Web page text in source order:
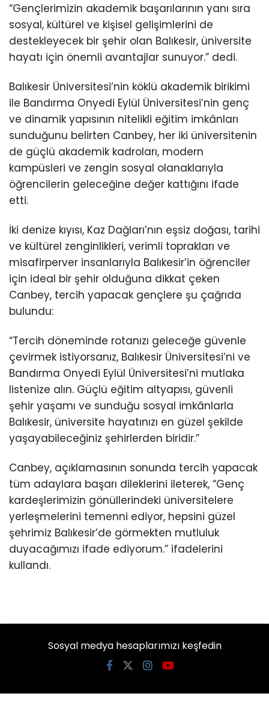
“Gençlerimizin akademik başarılarının yanı sıra
sosyal, kültürel ve kişisel gelişimlerini de
destekleyecek bir şehir olan Balıkesir, üniversite
hayatı için önemli avantajlar sunuyor.” dedi.
Balıkesir Üniversitesi’nin köklü akademik birikimi
ile Bandırma Onyedi Eylül Üniversitesi’nin genç
ve dinamik yapısının nitelikli eğitim imkânları
sunduğunu belirten Canbey, her iki üniversitenin
de güçlü akademik kadroları, modern
kampüsleri ve zengin sosyal olanaklarıyla
öğrencilerin geleceğine değer kattığını ifade
etti.
İki denize kıyısı, Kaz Dağları’nın eşsiz doğası, tarihi
ve kültürel zenginlikleri, verimli toprakları ve
misafirperver insanlarıyla Balıkesir’in öğrenciler
için ideal bir şehir olduğuna dikkat çeken
Canbey, tercih yapacak gençlere şu çağrıda
bulundu:
“Tercih döneminde rotanızı geleceğe güvenle
çevirmek istiyorsanız, Balıkesir Üniversitesi’ni ve
Bandırma Onyedi Eylül Üniversitesi’ni mutlaka
listenize alın. Güçlü eğitim altyapısı, güvenli
şehir yaşamı ve sunduğu sosyal imkânlarla
Balıkesir, üniversite hayatınızı en güzel şekilde
yaşayabileceğiniz şehirlerden biridir.”
Canbey, açıklamasının sonunda tercih yapacak
tüm adaylara başarı dileklerini ileterek, “Genç
kardeşlerimizin gönüllerindeki üniversitelere
yerleşmelerini temenni ediyor, hepsini güzel
şehrimiz Balıkesir’de görmekten mutluluk
duyacağımızı ifade ediyorum.” ifadelerini
kullandı.
Sosyal medya hesaplarımızı keşfedin